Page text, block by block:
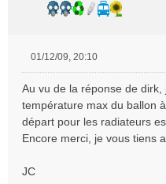
s
s
a
g
n
01/12/09, 20:10
Au vu de la réponse de dirk,
température max du ballon
départ pour les radiateurs
Encore merci, je vous tiens
JC